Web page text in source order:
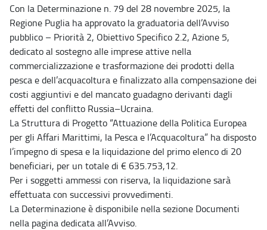
Con la Determinazione n. 79 del 28 novembre 2025, la
Regione Puglia ha approvato la graduatoria dell’Avviso
pubblico – Priorità 2, Obiettivo Specifico 2.2, Azione 5,
dedicato al sostegno alle imprese attive nella
commercializzazione e trasformazione dei prodotti della
pesca e dell’acquacoltura e finalizzato alla compensazione dei
costi aggiuntivi e del mancato guadagno derivanti dagli
effetti del conflitto Russia–Ucraina.
La Struttura di Progetto “Attuazione della Politica Europea
per gli Affari Marittimi, la Pesca e l’Acquacoltura” ha disposto
l’impegno di spesa e la liquidazione del primo elenco di 20
beneficiari, per un totale di € 635.753,12.
Per i soggetti ammessi con riserva, la liquidazione sarà
effettuata con successivi provvedimenti.
La Determinazione è disponibile nella sezione Documenti
nella pagina dedicata all’Avviso.